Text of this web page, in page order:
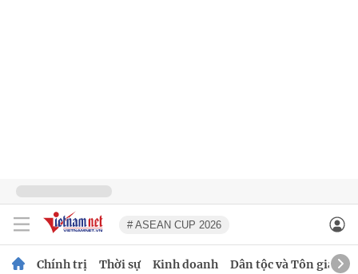
# ASEAN CUP 2026
Chính trị Thời sự Kinh doanh Dân tộc và Tôn giáo